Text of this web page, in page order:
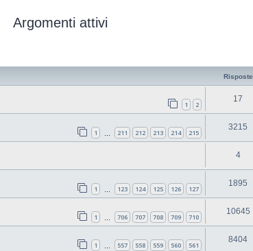
Argomenti attivi
Risposte
1 2
17
1 211 212 213 214 215
3215
4
1 123 124 125 126 127
1895
1 706 707 708 709 710
10645
1 557 558 559 560 561
8404